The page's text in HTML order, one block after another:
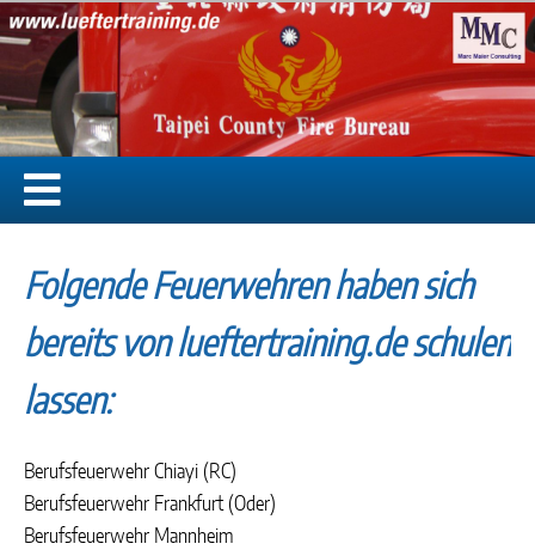
Folgende Feuerwehren haben sich
bereits von lueftertraining.de schulen
lassen:
Berufsfeuerwehr Chiayi (RC)
Berufsfeuerwehr Frankfurt (Oder)
Berufsfeuerwehr Mannheim